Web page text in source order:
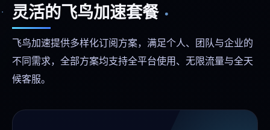
灵活的飞鸟加速套餐
飞鸟加速提供多样化订阅方案，满足个人、团队与企业的
不同需求，全部方案均支持全平台使用、无限流量与全天
候客服。